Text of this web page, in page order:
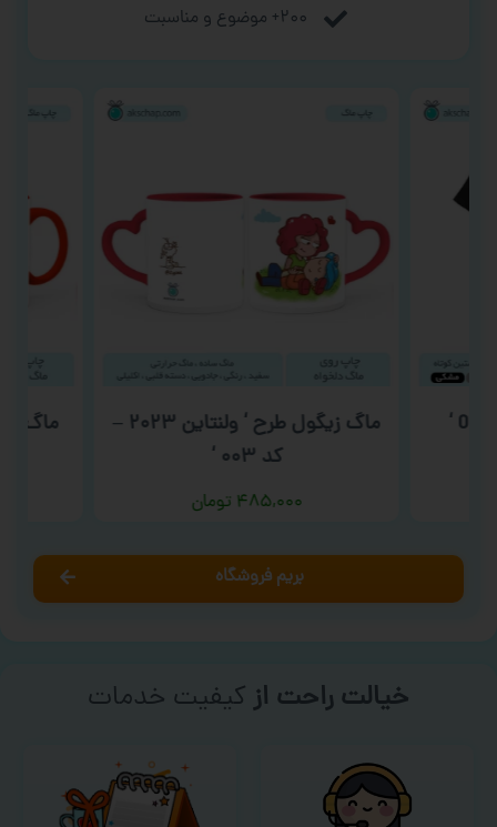
۲۰۰+ موضوع و مناسبت
ماگ زیگول طرح ‘ ولنتاین ۲۰۲۳ –
کد ۰۰۳ ‘
۴۸۵,۰۰۰ تومان
ماگ
بریم فروشگاه
خیالت راحت ازکیفیت خدمات